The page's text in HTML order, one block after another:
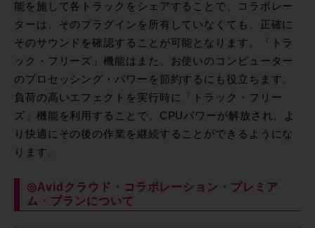
能を施して各トラックをシェアすることで、コラボレー
ターは、そのプラグインを所有していなくても、正確に
そのサウンドを確認することが可能となります。「トラ
ック・フリーズ」機能はまた、お使いのコンピューター
のプロセッシング・パワーを節約するにも役立ちます。
負荷の高いエフェクトを実行時に「トラック・フリー
ズ」機能を利用することで、CPUパワーが解放され、よ
り快適にその後の作業を継続することができるようにな
ります。
◎Avidクラウド・コラボレーション・プレミア
ム・プランについて